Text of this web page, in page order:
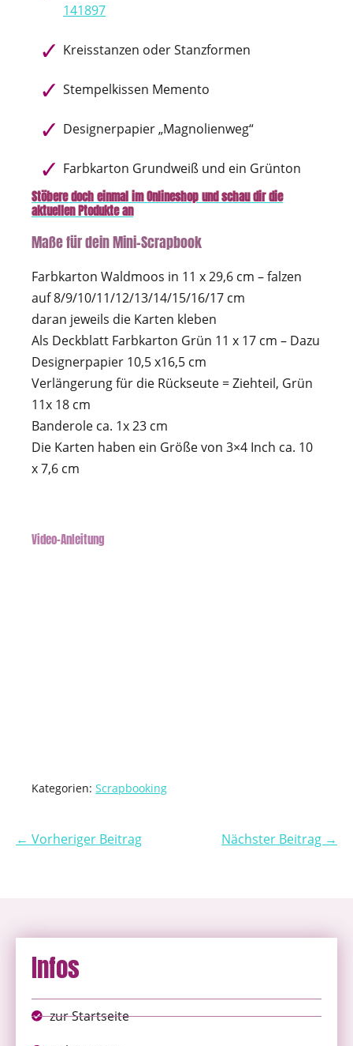
141897
Kreisstanzen oder Stanzformen
Stempelkissen Memento
Designerpapier „Magnolienweg“
Farbkarton Grundweiß und ein Grünton
Stöbere doch einmal im Onlineshop und schau dir die
aktuellen Ptodukte an
Maße für dein Mini-Scrapbook
Farbkarton Waldmoos in 11 x 29,6 cm – falzen
auf 8/9/10/11/12/13/14/15/16/17 cm
daran jeweils die Karten kleben
Als Deckblatt Farbkarton Grün 11 x 17 cm – Dazu
Designerpapier 10,5 x16,5 cm
Verlängerung für die Rückseute = Ziehteil, Grün
11x 18 cm
Banderole ca. 1x 23 cm
Die Karten haben ein Größe von 3×4 Inch ca. 10
x 7,6 cm
Video-Anleitung
Kategorien: Scrapbooking
← Vorheriger Beitrag Nächster Beitrag →
Infos
zur Startseite